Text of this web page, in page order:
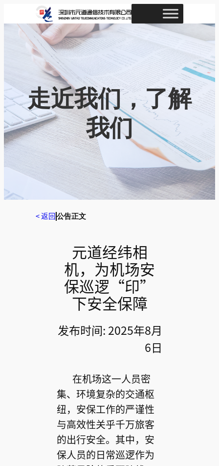
走近我们，了解
我们
< 返回 公告正文
元道经纬相
机，为机场安
保巡逻“印”
下安全保障
发布时间: 2025年8月
6日
在机场这一人员密
集、环境复杂的交通枢
纽，安保工作的严谨性
与高效性关乎千万旅客
的出行安全。其中，安
保人员的日常巡逻作为